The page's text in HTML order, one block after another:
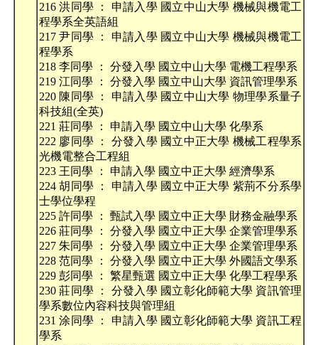
216 洪同學 ： 申請入學 國立中山大學 機械與機電工
程學系全英語組
217 尹同學 ： 申請入學 國立中山大學 機械與機電工
程學系
218 李同學 ： 分發入學 國立中山大學 電機工程學系
219 江同學 ： 分發入學 國立中山大學 資訊管理學系
220 陳同學 ： 申請入學 國立中山大學 物理學系量子
科技組(全英)
221 莊同學 ： 申請入學 國立中山大學 化學系
222 廖同學 ： 分發入學 國立中正大學 機械工程學系
光機電整合工程組
223 王同學 ： 申請入學 國立中正大學 經濟學系
224 胡同學 ： 申請入學 國立中正大學 紫荊不分系學
士學位學程
225 許同學 ： 甄試入學 國立中正大學 財務金融學系
226 莊同學 ： 分發入學 國立中正大學 企業管理學系
227 朱同學 ： 分發入學 國立中正大學 企業管理學系
228 范同學 ： 分發入學 國立中正大學 外國語文學系
229 彭同學 ： 繁星甄選 國立中正大學 化學工程學系
230 莊同學 ： 分發入學 國立彰化師範大學 資訊管理
學系數位內容科技與管理組
231 涂同學 ： 申請入學 國立彰化師範大學 資訊工程
學系